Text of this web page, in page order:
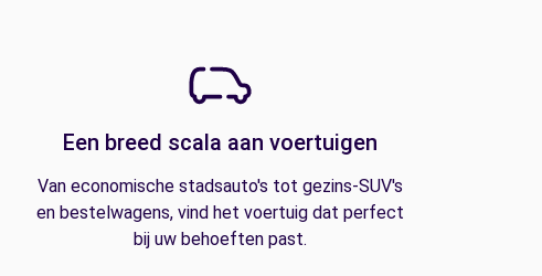
Een breed scala aan voertuigen
Van economische stadsauto's tot gezins-SUV's
en bestelwagens, vind het voertuig dat perfect
bij uw behoeften past.